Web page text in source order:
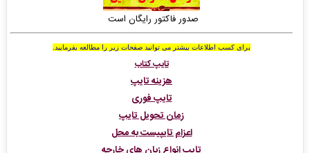
صدور فاکتور رایگان است
برای کسب اطلاعات بیشتر می توانید صفحات زیر را مطالعه بفرمایید
تایپ کتاب
هزینه تایپ
تایپ فوری
زمان تحویل تایپ
اعزام تایپیست به محل